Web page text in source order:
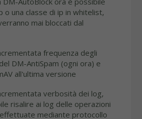
o una classe di ip in whitelist,
mai bloccati dal
frequenza degli
DM-AntiSpam (ogni ora) e
all'ultima versione
verbosità dei log,
risalire ai log delle operazioni
mediante protocollo